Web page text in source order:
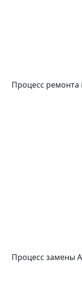
Процесс ремонта
Процесс замены